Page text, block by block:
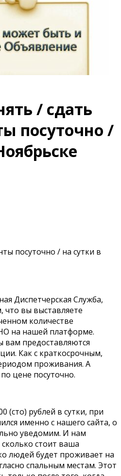
/ сдать
посуточно /
посуточно / на сутки в
Диспетчерская Служба,
что вы выставляете
количестве
на нашей платформе.
вам предоставляются
Как с краткосрочным,
проживания. А
цене посуточно.
(сто) рублей в сутки, при
именно с нашего сайта, о
уведомим. И нам
стоит ваша
людей будет проживает на
спальным местам. Этот